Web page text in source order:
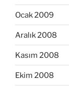
Ocak 2009
Aralık 2008
Kasım 2008
Ekim 2008